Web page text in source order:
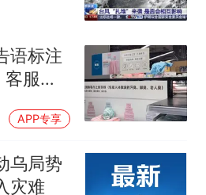
语标注
服回
APP专享
乌局势
灾难